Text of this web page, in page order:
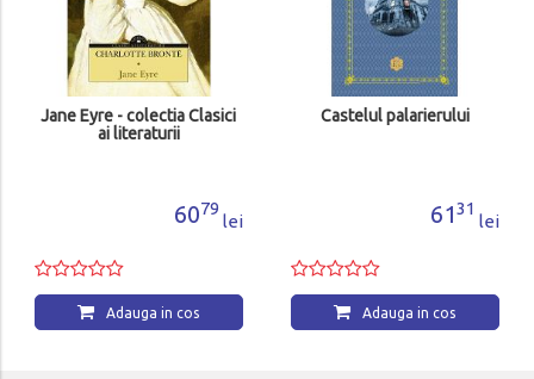
Jane Eyre - colectia Clasici
ai literaturii
6079
lei
Adauga in cos
Castelul palarierului
6131
lei
Adauga in cos